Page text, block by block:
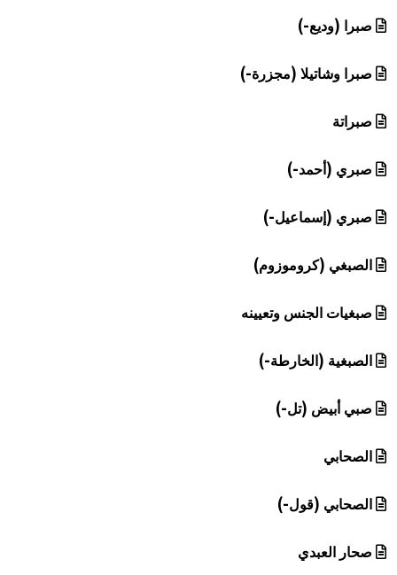
صبرا (وديع-)
صبرا وشاتيلا (مجزرة-)
صبراتة
صبري (أحمد-)
صبري (إسماعيل-)
الصبغي (كروموزوم)
صبغيات الجنس وتعيينه
الصبغية (الخارطة-)
صبي أبيض (تل-)
الصحابي
الصحابي (قول-)
صحار العبدي